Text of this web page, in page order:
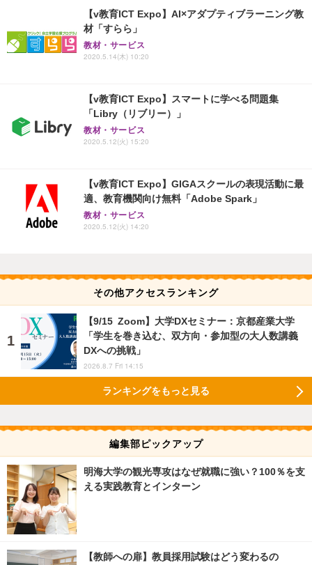
【v教育ICT Expo】AI×アダプティブラーニング教
材「すらら」
教材・サービス
2020.5.14(木) 10:20
【v教育ICT Expo】スマートに学べる問題集
「Libry（リブリー）」
教材・サービス
2020.5.12(火) 15:20
【v教育ICT Expo】GIGAスクールの表現活動に最
適、教育機関向け無料「Adobe Spark」
教材・サービス
2020.5.12(火) 14:20
その他アクセスランキング
【9/15 Zoom】大学DXセミナー：京都産業大学
「学生を巻き込む、双方向・参加型の大人数講義
DXへの挑戦」
2026.8.7 Fri 14:15
ランキングをもっと見る
編集部ピックアップ
明海大学の観光専攻はなぜ就職に強い？100％を支
える実践教育とインターン
【教師への扉】教員採用試験はどう変わるの